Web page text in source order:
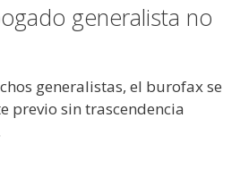
generalista no
generalistas, el burofax se
previo sin trascendencia